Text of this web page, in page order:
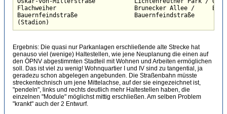
Flachweiher                      Brunecker Allee /
Bauernfeindstraße                Bauernfeindstraße
(Stadion)
Ergebnis: Die quasi nur Parkanlagen erschließende alte Strecke hat
genauso viel (wenige) Haltestellen, wie jene Neuplanung die einen auf
den ÖPNV abgestimmten Stadteil mit Wohnen und Arbeiten ermöglichen
soll. Das ist viel zu wenig! Wohnquartier I und IV sind zu tangential, ja
geradezu schon abgelegen angebunden. Die Straßenbahn müsste
streckentechnisch um jene Mittelachse, auf der sie eingezeichnet ist,
"pendeln", links und rechts deutlich mehr Haltestellen haben, die
einzelnen "Module" möglichst mittig erschließen. Am selben Problem
"krankt" auch der 2 Entwurf.